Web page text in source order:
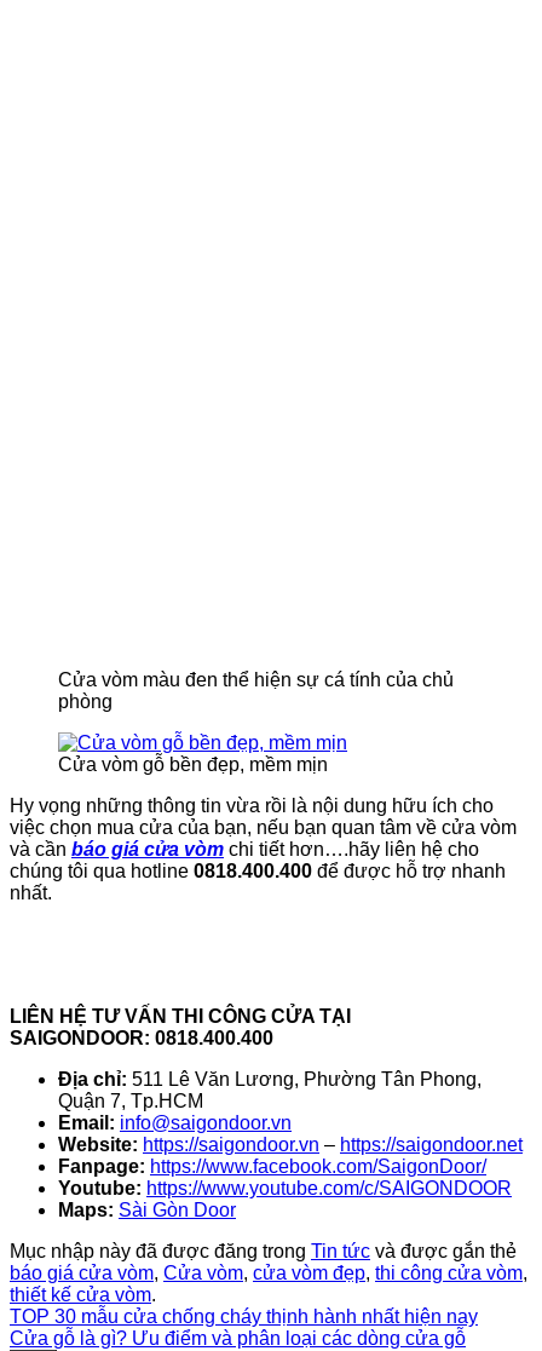
Cửa vòm màu đen thể hiện sự cá tính của chủ
phòng
Cửa vòm gỗ bền đẹp, mềm mịn
Hy vọng những thông tin vừa rồi là nội dung hữu ích cho
việc chọn mua cửa của bạn, nếu bạn quan tâm về cửa vòm
và cần báo giá cửa vòm chi tiết hơn….hãy liên hệ cho
chúng tôi qua hotline 0818.400.400 để được hỗ trợ nhanh
nhất.
LIÊN HỆ TƯ VẤN THI CÔNG CỬA TẠI
SAIGONDOOR: 0818.400.400
Địa chỉ: 511 Lê Văn Lương, Phường Tân Phong,
Quận 7, Tp.HCM
Email: info@saigondoor.vn
Website: https://saigondoor.vn – https://saigondoor.net
Fanpage: https://www.facebook.com/SaigonDoor/
Youtube: https://www.youtube.com/c/SAIGONDOOR
Maps: Sài Gòn Door
Mục nhập này đã được đăng trong Tin tức và được gắn thẻ
báo giá cửa vòm, Cửa vòm, cửa vòm đẹp, thi công cửa vòm,
thiết kế cửa vòm.
TOP 30 mẫu cửa chống cháy thịnh hành nhất hiện nay
Cửa gỗ là gì? Ưu điểm và phân loại các dòng cửa gỗ